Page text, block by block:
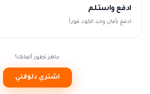
ادفع واستلم
ادفع بأمان وخد الكود فوراً
جاهز تطور ألعابك؟
اشتري دلوقتي